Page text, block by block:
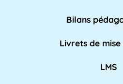
non-enseignant qui
Bilans
Livrets de
LMS